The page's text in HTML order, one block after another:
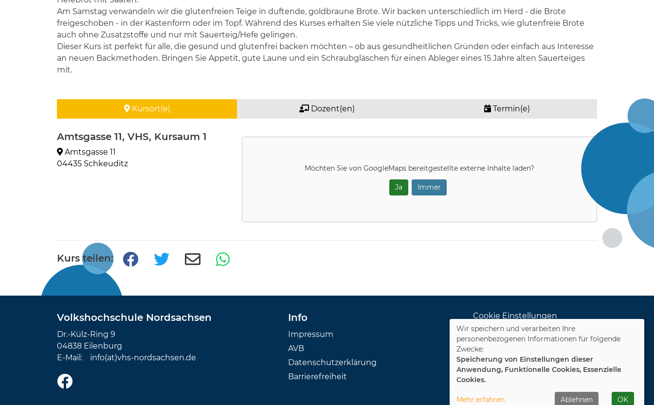
Am Samstag verwandeln wir die glutenfreien Teige in duftende, goldbraune Brote. Wir backen unterschiedlich im Herd - die Brote
freigeschoben - in der Kastenform oder im Topf. Während des Kurses erhalten Sie viele nützliche Tipps und Tricks, wie glutenfreie Brote
auch ohne Zusatzstoffe und nur mit Sauerteig/Hefe gelingen.
Dieser Kurs ist perfekt für alle, die gesund und glutenfrei backen möchten – ob aus gesundheitlichen Gründen oder einfach aus Interesse
an neuen Backmethoden. Bringen Sie Appetit, gute Laune und ein Schraubgläschen für einen Ableger eines 15 Jahre alten Sauerteiges
mit.
Kursort(e) Dozent(en) Termin(e)
Amtsgasse 11, VHS, Kursaum 1
Amtsgasse 11
04435 Schkeuditz
Möchten Sie von GoogleMaps bereitgestellte externe Inhalte laden?
Ja Immer
Kurs teilen:
Volkshochschule Nordsachsen
Dr.-Külz-Ring 9
04838 Eilenburg
E-Mail: info(at)vhs-nordsachsen.de
Info
Impressum
AVB
Datenschutzerklärung
Barrierefreiheit
Cookie Einstellungen
Dozenten-Login
WIDERRUFSFORMULAR
Wir speichern und verarbeiten Ihre
personenbezogenen Informationen für folgende
Zwecke:
Speicherung von Einstellungen dieser
Anwendung, Funktionelle Cookies, Essenzielle
Cookies.
Mehr erfahren Ablehnen OK